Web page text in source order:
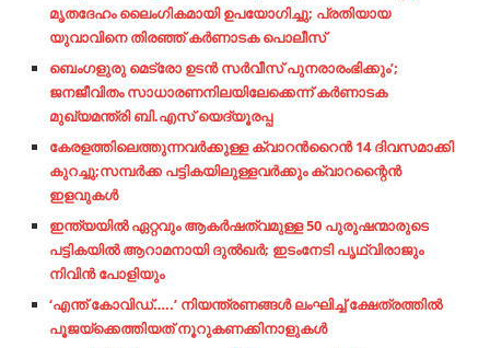
മൃതദേഹം ലൈംഗികമായി ഉപയോഗിച്ചു; പ്രതിയായ
യുവാവിനെ തിരഞ്ഞ് കര്‍ണാടക പൊലീസ്
ബെംഗളുരു മെട്രോ ഉടന്‍ സര്‍വീസ് പുനരാരംഭിക്കും’;
ജനജീവിതം സാധാരണനിലയിലേക്കെന്ന് കര്‍ണാടക
മുഖ്യമന്ത്രി ബി.എസ് യെദ്യൂരപ്പ
കേരളത്തിലെത്തുന്നവർക്കുള്ള ക്വാറന്‍റൈന്‍ 14 ദിവസമാക്കി
കുറച്ചു;സമ്പര്‍ക്ക പട്ടികയിലുള്ളവർക്കും ക്വാറന്റൈൻ
ഇളവുകൾ
ഇന്ത്യയില്‍ ഏറ്റവും ആകര്‍ഷത്വമുള്ള 50 പുരുഷന്മാരുടെ
പട്ടികയില്‍ ആറാമനായി ദുല്‍ഖര്‍; ഇടംനേടി പൃഥ്വിരാജും
നിവിന്‍ പോളിയും
‘എന്ത് കോവിഡ്…..’ നിയന്ത്രണങ്ങള്‍ ലംഘിച്ച് ക്ഷേത്രത്തില്‍
പൂജയ്‌ക്കെത്തിയത് നൂറുകണക്കിനാളുകള്‍